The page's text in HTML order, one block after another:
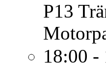
P13
18:00 -